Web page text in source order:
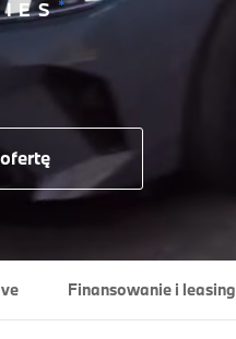
*
Finansowanie i leasing